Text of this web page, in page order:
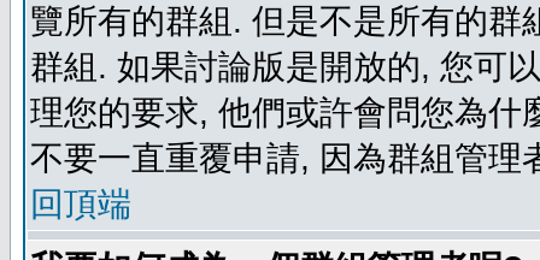
覽所有的群組. 但是不是所有的
群組. 如果討論版是開放的, 您可
理您的要求, 他們或許會問您為
不要一直重覆申請, 因為群組管理
回頂端